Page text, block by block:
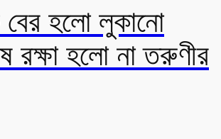
বের হলো লুকানো
রক্ষা হলো না তরুণীর